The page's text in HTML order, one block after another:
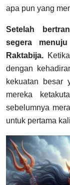
apa pun yang
Setelah
segera
Raktabija.
dengan
kekuatan besar
mereka
sebelumnya
untuk pertama